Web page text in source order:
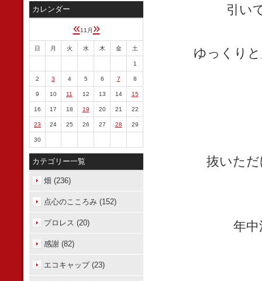
引い
ゆっくり
抜いた
年
カレンダー
«11月 »
日 月 火 水 木 金 土
1
2 3 4 5 6 7 8
9 10 11 12 13 14 15
16 17 18 19 20 21 22
23 24 25 26 27 28 29
30
カテゴリー一覧
畑 (236)
点心のこころみ (152)
プロレス (20)
感謝 (82)
エコキャップ (23)